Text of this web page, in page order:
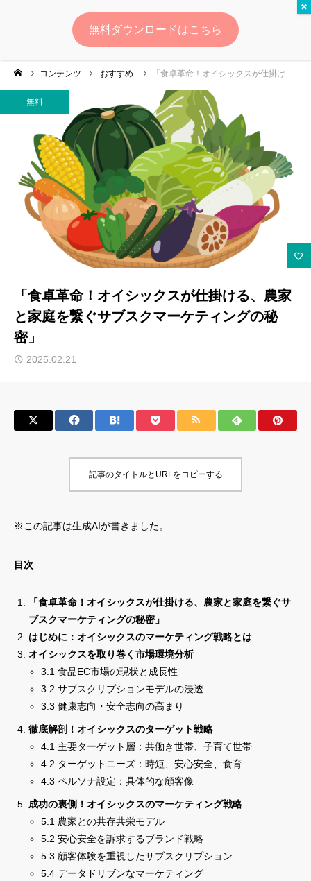
無料
コンテンツ おすすめ 「食卓革命！オイシックスが仕掛ける、農家と家庭を繋ぐサブスクマーケティングの秘密」
無料
「食卓革命！オイシックスが仕掛ける、農家
と家庭を繋ぐサブスクマーケティングの秘
密」
2025.02.21
記事のタイトルとURLをコピーする
※この記事は生成AIが書きました。
目次
「食卓革命！オイシックスが仕掛ける、農家と家庭を繋ぐサ
ブスクマーケティングの秘密」
はじめに：オイシックスのマーケティング戦略とは
オイシックスを取り巻く市場環境分析
3.1 食品EC市場の現状と成長性
3.2 サブスクリプションモデルの浸透
3.3 健康志向・安全志向の高まり
徹底解剖！オイシックスのターゲット戦略
4.1 主要ターゲット層：共働き世帯、子育て世帯
4.2 ターゲットニーズ：時短、安心安全、食育
4.3 ペルソナ設定：具体的な顧客像
成功の裏側！オイシックスのマーケティング戦略
5.1 農家との共存共栄モデル
5.2 安心安全を訴求するブランド戦略
5.3 顧客体験を重視したサブスクリプション
5.4 データドリブンなマーケティング
ログイン 会員登録
ゆいマーケとは？
実績・お客様の声
無料診断
イベント・セミナー情報
コンテンツ
LINEお友達登録
スポンサー登録
サロン会員登録
特定商取引法
プライバシーポリシー
運営会社
マーケティング用語集
無料ダウンロードはこちら